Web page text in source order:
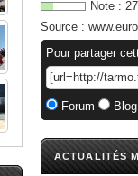
Note : 27
Source :
Pour partager
Forum
ACTUALITÉS